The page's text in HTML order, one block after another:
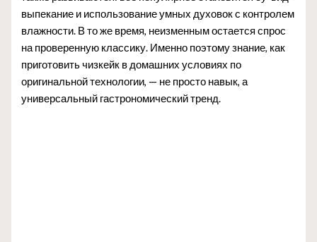
выпекание и использование умных духовок с контролем
влажности. В то же время, неизменным остается спрос
на проверенную классику. Именно поэтому знание, как
приготовить чизкейк в домашних условиях по
оригинальной технологии, — не просто навык, а
универсальный гастрономический тренд.